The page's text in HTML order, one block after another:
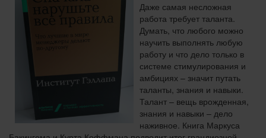
Даже самая несложная
работа требует таланта.
Думать, что любого можно
научить выполнять любую
работу и что дело только в
системе стимулирования и
амбициях – значит путать
таланты, знания и навыки.
Талант – вещь врожденная,
знания и навыки – дело
наживное. Книга Маркуса